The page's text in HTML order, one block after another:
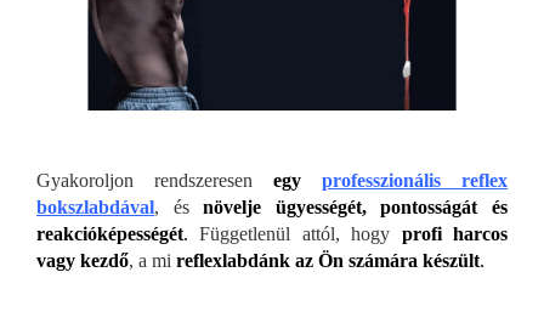
Gyakoroljon rendszeresen egy
professzionális reflex
bokszlabdával, ésnövelje ügyességét, pontosságát és
reakcióképességét. Függetlenül attól, hogy profi harcos
vagy kezdő, a mi reflexlabdánk az Ön számára készült.